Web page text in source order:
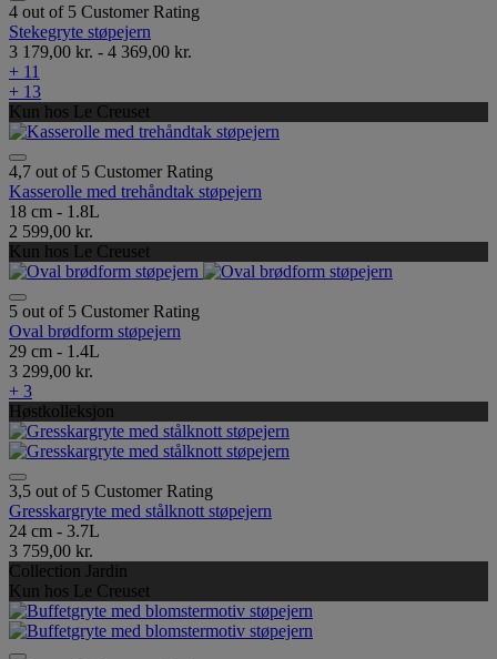
4 out of 5 Customer Rating
Stekegryte støpejern
3 179,00 kr. - 4 369,00 kr.
+ 11
+ 13
Kun hos Le Creuset
4,7 out of 5 Customer Rating
Kasserolle med trehåndtak støpejern
18 cm - 1.8L
2 599,00 kr.
Kun hos Le Creuset
5 out of 5 Customer Rating
Oval brødform støpejern
29 cm - 1.4L
3 299,00 kr.
+ 3
Høstkolleksjon
3,5 out of 5 Customer Rating
Gresskargryte med stålknott støpejern
24 cm - 3.7L
3 759,00 kr.
Collection Jardin
Kun hos Le Creuset